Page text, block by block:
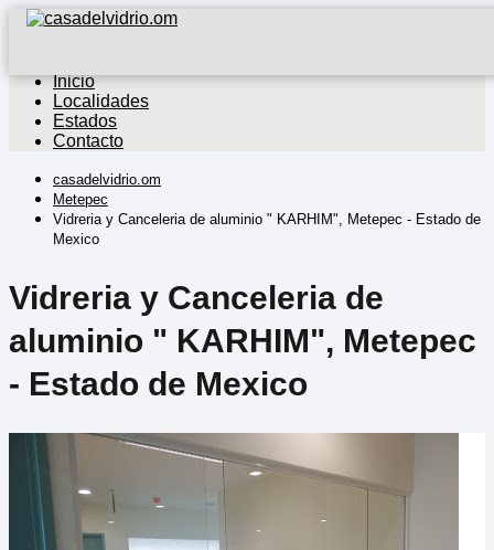
Inicio
Localidades
Estados
Contacto
casadelvidrio.om
Metepec
Vidreria y Canceleria de aluminio " KARHIM", Metepec - Estado de
Mexico
Vidreria y Canceleria de
aluminio " KARHIM", Metepec
- Estado de Mexico